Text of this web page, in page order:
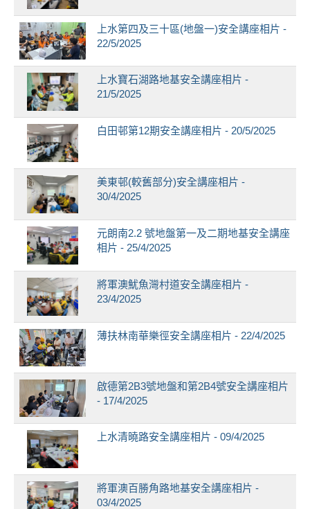
上水第四及三十區(地盤一)安全講座相片 -
22/5/2025
上水寶石湖路地基安全講座相片 -
21/5/2025
白田邨第12期安全講座相片 - 20/5/2025
美東邨(較舊部分)安全講座相片 -
30/4/2025
元朗南2.2 號地盤第一及二期地基安全講座
相片 - 25/4/2025
將軍澳魷魚灣村道安全講座相片 -
23/4/2025
薄扶林南華樂徑安全講座相片 - 22/4/2025
啟德第2B3號地盤和第2B4號安全講座相片
- 17/4/2025
上水清曉路安全講座相片 - 09/4/2025
將軍澳百勝角路地基安全講座相片 -
03/4/2025